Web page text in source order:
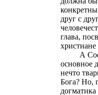
друг с
глава,
А
основное
нечто
Бога? Но,